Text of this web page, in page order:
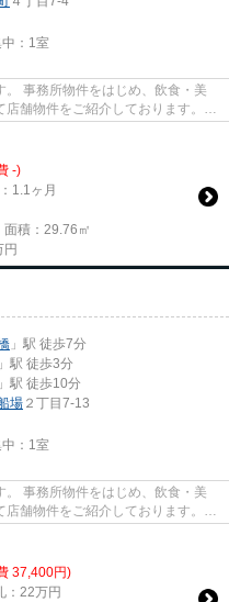
： 1室
事務所物件をはじめ、飲食・美
舗物件をご紹介しております。
-)
1.1ヶ月
積：29.76㎡
円
」駅 徒歩7分
」駅 徒歩3分
」駅 徒歩10分
場 ２丁目7-13
： 1室
事務所物件をはじめ、飲食・美
舗物件をご紹介しております。
37,400円)
：22万円